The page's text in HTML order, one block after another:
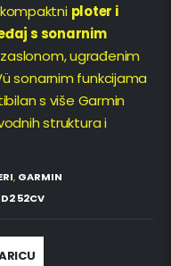
ploter i
s sonarnim
ugrađenim
sonarnim funkcijama
s više Garmin
struktura i
, GARMIN
52CV